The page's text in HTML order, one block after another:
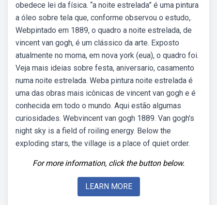
obedece lei da física. “a noite estrelada” é uma pintura
a óleo sobre tela que, conforme observou o estudo,.
Webpintado em 1889, o quadro a noite estrelada, de
vincent van gogh, é um clássico da arte. Exposto
atualmente no moma, em nova york (eua), o quadro foi.
Veja mais ideias sobre festa, aniversario, casamento
numa noite estrelada. Weba pintura noite estrelada é
uma das obras mais icônicas de vincent van gogh e é
conhecida em todo o mundo. Aqui estão algumas
curiosidades. Webvincent van gogh 1889. Van gogh's
night sky is a field of roiling energy. Below the
exploding stars, the village is a place of quiet order.
For more information, click the button below.
LEARN MORE